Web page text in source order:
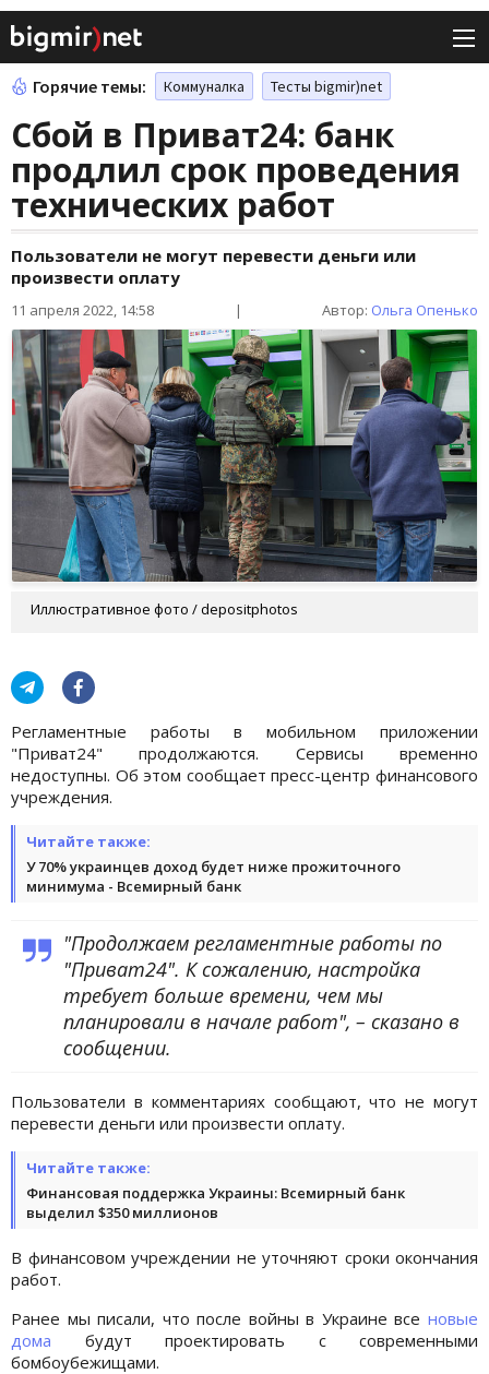
Горячие темы: Коммуналка Тесты bigmir)net
Сбой в Приват24: банк
продлил срок проведения
технических работ
Пользователи не могут перевести деньги или
произвести оплату
11 апреля 2022, 14:58 | Автор: Ольга Опенько
Иллюстративное фото / depositphotos
Регламентные работы в мобильном приложении
"Приват24" продолжаются. Сервисы временно
недоступны. Об этом сообщает пресс-центр финансового
учреждения.
Читайте также:
У 70% украинцев доход будет ниже прожиточного
минимума - Всемирный банк
"Продолжаем регламентные работы по
"Приват24". К сожалению, настройка
требует больше времени, чем мы
планировали в начале работ", – сказано в
сообщении.
Пользователи в комментариях сообщают, что не могут
перевести деньги или произвести оплату.
Читайте также:
Финансовая поддержка Украины: Всемирный банк
выделил $350 миллионов
В финансовом учреждении не уточняют сроки окончания
работ.
Ранее мы писали, что после войны в Украине все новые
дома будут проектировать с современными
бомбоубежищами.